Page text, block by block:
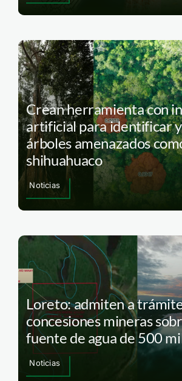
Crean herramienta con
artificial para identificar
árboles amenazados
shihuahuaco
Noticias
Loreto: admiten a
concesiones mineras
fuente de agua de 500
Noticias